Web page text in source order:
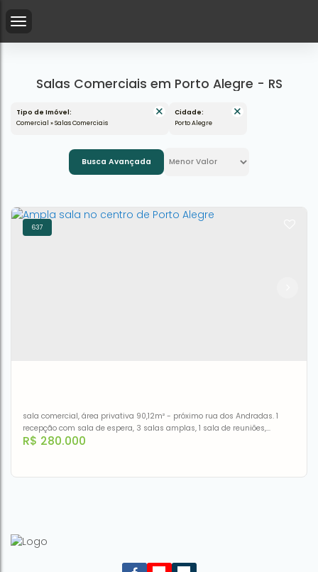
Salas Comerciais em Porto Alegre - RS
Tipo de Imóvel:
Comercial » Salas Comerciais
Cidade:
Porto Alegre
Busca Avançada
637
Ampla sala no centro de Porto Alegre
R$ 280.000
sala comercial, área privativa 90,12m² - próximo rua dos Andradas. 1
recepção com sala de espera, 3 salas amplas, 1 sala de reuniões,
cozinha e 2 banheiros. Ar condicionado em todas as peças. Sala semi-